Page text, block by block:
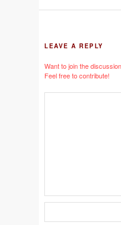
LEAVE A REPLY
Want to join the
Feel free to contribute!